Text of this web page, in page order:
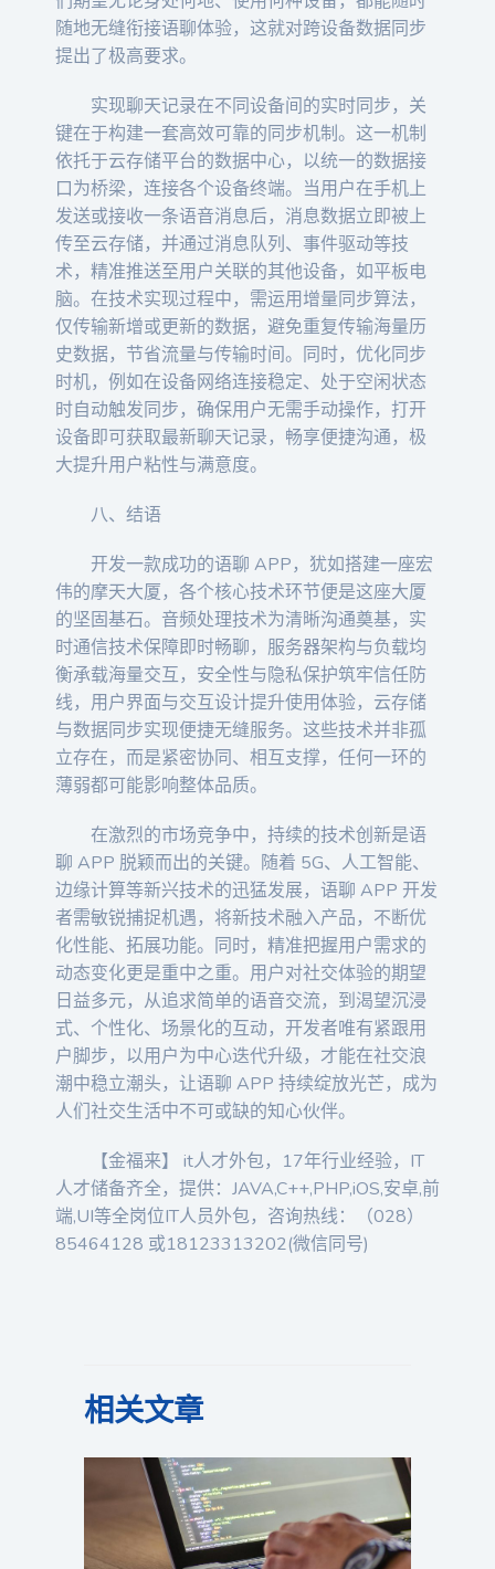
随地无缝衔接语聊体验，这就对跨设备数据同步
提出了极高要求。
实现聊天记录在不同设备间的实时同步，关
键在于构建一套高效可靠的同步机制。这一机制
依托于云存储平台的数据中心，以统一的数据接
口为桥梁，连接各个设备终端。当用户在手机上
发送或接收一条语音消息后，消息数据立即被上
传至云存储，并通过消息队列、事件驱动等技
术，精准推送至用户关联的其他设备，如平板电
脑。在技术实现过程中，需运用增量同步算法，
仅传输新增或更新的数据，避免重复传输海量历
史数据，节省流量与传输时间。同时，优化同步
时机，例如在设备网络连接稳定、处于空闲状态
时自动触发同步，确保用户无需手动操作，打开
设备即可获取最新聊天记录，畅享便捷沟通，极
大提升用户粘性与满意度。
八、结语
开发一款成功的语聊 APP，犹如搭建一座宏
伟的摩天大厦，各个核心技术环节便是这座大厦
的坚固基石。音频处理技术为清晰沟通奠基，实
时通信技术保障即时畅聊，服务器架构与负载均
衡承载海量交互，安全性与隐私保护筑牢信任防
线，用户界面与交互设计提升使用体验，云存储
与数据同步实现便捷无缝服务。这些技术并非孤
立存在，而是紧密协同、相互支撑，任何一环的
薄弱都可能影响整体品质。
在激烈的市场竞争中，持续的技术创新是语
聊 APP 脱颖而出的关键。随着 5G、人工智能、
边缘计算等新兴技术的迅猛发展，语聊 APP 开发
者需敏锐捕捉机遇，将新技术融入产品，不断优
化性能、拓展功能。同时，精准把握用户需求的
动态变化更是重中之重。用户对社交体验的期望
日益多元，从追求简单的语音交流，到渴望沉浸
式、个性化、场景化的互动，开发者唯有紧跟用
户脚步，以用户为中心迭代升级，才能在社交浪
潮中稳立潮头，让语聊 APP 持续绽放光芒，成为
人们社交生活中不可或缺的知心伙伴。
【金福来】 it人才外包，17年行业经验，IT
人才储备齐全，提供：JAVA,C++,PHP,iOS,安卓,前
端,UI等全岗位IT人员外包，咨询热线：（028）
85464128 或18123313202(微信同号)
相关文章